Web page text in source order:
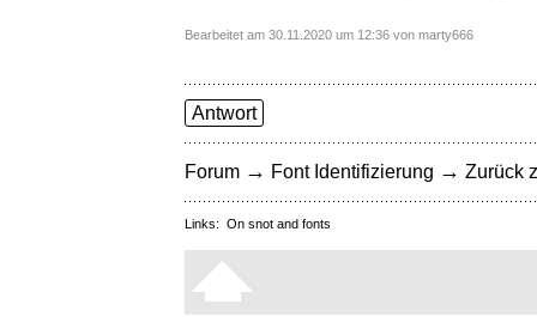
Bearbeitet am 30.11.2020 um 12:36 von marty666
Antwort
Forum → Font Identifizierung → Zurück
Links: On snot and fonts